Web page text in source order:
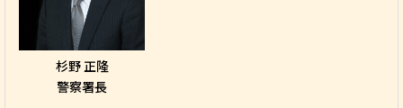
杉野 正隆
警察署長